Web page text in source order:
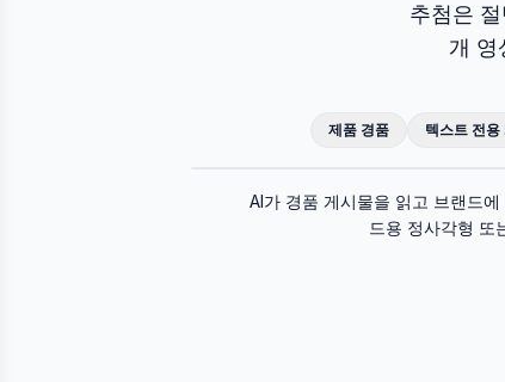
추첨은
개 영
제품 경품 텍스트 전용
원본 게시물
AI가 경품 게시물을 읽고 브랜드
드용 정사각형 또